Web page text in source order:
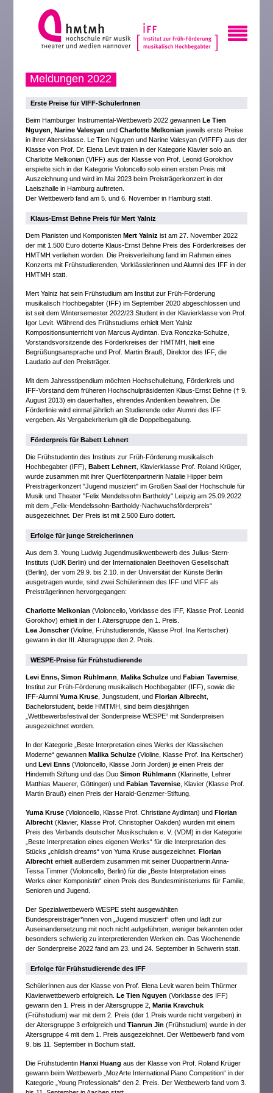
Meldungen 2022
Erste Preise für VIFF-SchülerInnen
Beim Hamburger Instrumental-Wettbewerb 2022 gewannenLe Tien
Nguyen ,Narine Valesyan undCharlotte Melkonianjeweils erste Preise
in ihrer Altersklasse. Le Tien Nguyen und Narine Valesyan (VIFFF) aus der
Klasse von Prof. Dr. Elena Levit traten in der Kategorie Klavier solo an.
Charlotte Melkonian (VIFF) aus der Klasse von Prof. Leonid Gorokhov
erspielte sich in der Kategorie Violoncello solo einen ersten Preis mit
Auszeichnung und wird im Mai 2023 beim Preisträgerkonzert in der
Laeiszhalle in Hamburg auftreten.
Der Wettbewerb fand am 5. und 6. November in Hamburg statt.
Klaus-Ernst Behne Preis für Mert Yalniz
Dem Pianisten und KomponistenMert Yalniz ist am 27. November 2022
der mit 1.500 Euro dotierte Klaus-Ernst Behne Preis des Förderkreises der
HMTMH verliehen worden. Die Preisverleihung fand im Rahmen eines
Konzerts mit Frühstudierenden, Vorklässlerinnen und Alumni des IFF in der
HMTMH statt.
Mert Yalniz hat sein Frühstudium am Institut zur Früh-Förderung
musikalisch Hochbegabter (IFF) im September 2020 abgeschlossen und
ist seit dem Wintersemester 2022/23 Student in der Klavierklasse von Prof.
Igor Levit. Während des Frühstudiums erhielt Mert Yalniz
Kompositionsunterricht von Marcus Aydintan. Eva Ronczka-Schulze,
Vorstandsvorsitzende des Förderkreises der HMTMH, hielt eine
Begrüßungsansprache und Prof. Martin Brauß, Direktor des IFF, die
Laudatio auf den Preisträger.
Mit dem Jahresstipendium möchten Hochschulleitung, Förderkreis und
IFF-Vorstand dem früheren Hochschulpräsidenten Klaus-Ernst Behne († 9.
August 2013) ein dauerhaftes, ehrendes Andenken bewahren. Die
Förderlinie wird einmal jährlich an Studierende oder Alumni des IFF
vergeben. Als Vergabekriterium gilt die Doppelbegabung.
Förderpreis für Babett Lehnert
Die Frühstudentin des Instituts zur Früh-Förderung musikalisch
Hochbegabter (IFF),Babett Lehnert , Klavierklasse Prof. Roland Krüger,
wurde zusammen mit ihrer Querflötenpartnerin Natalie Hipper beim
Preisträgerkonzert "Jugend musiziert" im Großen Saal der Hochschule für
Musik und Theater "Felix Mendelssohn Bartholdy" Leipzig am 25.09.2022
mit dem „Felix-Mendelssohn-Bartholdy-Nachwuchsförderpreis“
ausgezeichnet. Der Preis ist mit 2.500 Euro dotiert.
Erfolge für junge Streicherinnen
Aus dem 3. Young Ludwig Jugendmusikwettbewerb des Julius-Stern-
Instituts (UdK Berlin) und der Internationalen Beethoven Gesellschaft
(Berlin), der vom 29.9. bis 2.10. in der Universität der Künste Berlin
ausgetragen wurde, sind zwei Schülerinnen des IFF und VIFF als
Preisträgerinnen hervorgegangen:
Charlotte Melkonian (Violoncello, Vorklasse des IFF, Klasse Prof. Leonid
Gorokhov) erhielt in der I. Altersgruppe den 1. Preis.
Lea Jonscher(Violine, Frühstudierende, Klasse Prof. Ina Kertscher)
gewann in der III. Altersgruppe den 2. Preis.
WESPE-Preise für Frühstudierende
Levi Enns, Simon Rühlmann ,Malika Schulze undFabian Tavernise
Institut zur Früh-Förderung musikalisch Hochbegabter (IFF), sowie die
IFF-AlumniYuma Kruse , Jungstudent, undFlorian Albrecht
Bachelorstudent, beide HMTMH, sind beim diesjährigen
„Wettbewerbsfestival der Sonderpreise WESPE“ mit Sonderpreisen
ausgezeichnet worden.
In der Kategorie „Beste Interpretation eines Werks der Klassischen
Moderne“ gewannenMalika Schulze(Violine, Klasse Prof. Ina Kertscher)
undLevi Enns (Violoncello, Klasse Jorin Jorden) je einen Preis der
Hindemith Stiftung und das DuoSimon Rühlmann(Klarinette, Lehrer
Matthias Mauerer, Göttingen) undFabian Tavernise , Klavier (Klasse Prof.
Martin Brauß) einen Preis der Harald-Genzmer-Stiftung.
Yuma Kruse (Violoncello, Klasse Prof. Christiane Aydintan) undFlorian
Albrecht(Klavier, Klasse Prof. Christopher Oakden) wurden mit einem
Preis des Verbands deutscher Musikschulen e. V. (VDM) in der Kategorie
„Beste Interpretation eines eigenen Werks“ für die Interpretation des
Stücks „childish dreams“ von Yuma Kruse ausgezeichnet.Florian
Albrecht erhielt außerdem zusammen mit seiner Duopartnerin Anna-
Tessa Timmer (Violoncello, Berlin) für die „Beste Interpretation eines
Werks einer Komponistin“ einen Preis des Bundesministeriums für Familie,
Senioren und Jugend.
Der Spezialwettbewerb WESPE steht ausgewählten
Bundespreisträger*innen von „Jugend musiziert“ offen und lädt zur
Auseinandersetzung mit noch nicht aufgeführten, weniger bekannten oder
besonders schwierig zu interpretierenden Werken ein. Das Wochenende
der Sonderpreise 2022 fand am 23. und 24. September in Schwerin statt.
Erfolge für Frühstudierende des IFF
SchülerInnen aus der Klasse von Prof. Elena Levit waren beim Thürmer
Klavierwettbewerb erfolgreich.Le Tien Nguyen (Vorklasse des IFF)
gewann den 1. Preis in der Altersgruppe 2,Mariia Kravchuk
(Frühstudium) war mit dem 2. Preis (der 1.Preis wurde nicht vergeben) in
der Altersgruppe 3 erfolgreich undTianrun Jin(Frühstudium) wurde in der
Altersgruppe 4 mit dem 1. Preis ausgezeichnet. Der Wettbewerb fand vom
9. bis 11. September in Bochum statt.
Die FrühstudentinHanxi Huang aus der Klasse von Prof. Roland Krüger
gewann beim Wettbewerb „MozArte International Piano Competition“ in der
Kategorie „Young Professionals“ den 2. Preis. Der Wettbewerb fand vom 3.